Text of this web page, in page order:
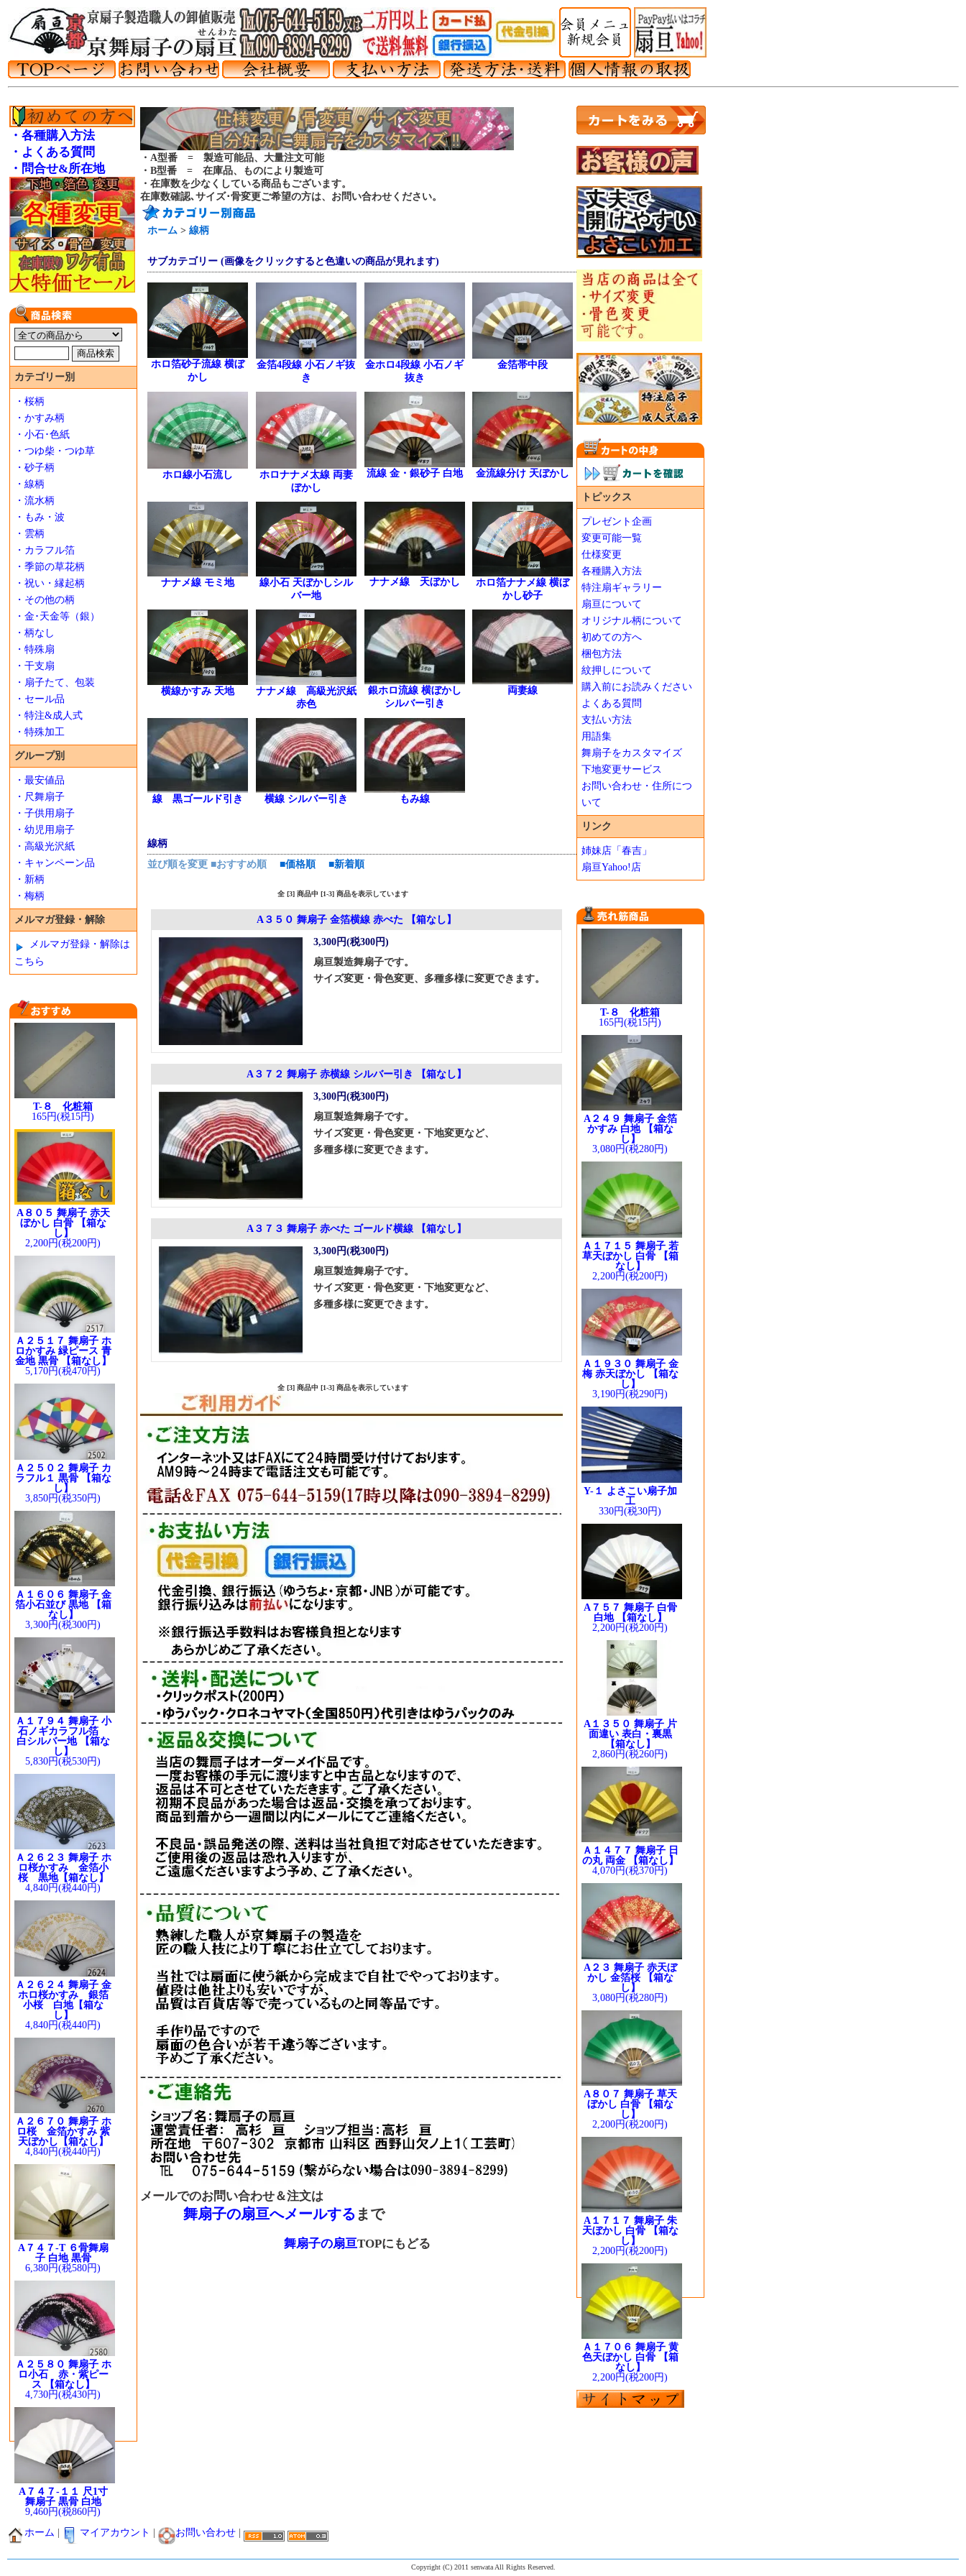
・各種購入方法
・よくある質問
・問合せ&所在地
カテゴリー別
・桜柄
・かすみ柄
・小石･色紙
・つゆ柴・つゆ草
・砂子柄
・線柄
・流水柄
・もみ・波
・雲柄
・カラフル箔
・季節の草花柄
・祝い・縁起柄
・その他の柄
・金･天金等（銀）
・柄なし
・特殊扇
・干支扇
・扇子たて、包装
・セール品
・特注&成人式
・特殊加工
グループ別
・最安値品
・尺舞扇子
・子供用扇子
・幼児用扇子
・高級光沢紙
・キャンペーン品
・新柄
・梅柄
メルマガ登録・解除
メルマガ登録・解除は
こちら
T-８ 化粧箱
165円(税15円)
A８０５ 舞扇子 赤天
ぼかし 白骨 【箱な
し】
2,200円(税200円)
Ａ２５１７ 舞扇子 ホ
ロかすみ 緑ピース 青
金地 黒骨 【箱なし】
5,170円(税470円)
Ａ２５０２ 舞扇子 カ
ラフル１ 黒骨 【箱な
し】
3,850円(税350円)
Ａ１６０６ 舞扇子 金
箔小石並び 黒地 【箱
なし】
3,300円(税300円)
Ａ１７９４ 舞扇子 小
石ノギカラフル箔
白シルバー地 【箱な
し】
5,830円(税530円)
Ａ２６２３ 舞扇子 ホ
ロ桜かすみ 金箔小
桜 黒地【箱なし】
4,840円(税440円)
Ａ２６２４ 舞扇子 金
ホロ桜かすみ 銀箔
小桜 白地【箱な
し】
4,840円(税440円)
Ａ２６７０ 舞扇子 ホ
ロ桜 金箔かすみ 紫
天ぼかし【箱なし】
4,840円(税440円)
A７４７-T ６骨舞扇
子 白地 黒骨
6,380円(税580円)
Ａ２５８０ 舞扇子 ホ
ロ小石 赤・紫ピー
ス 【箱なし】
4,730円(税430円)
A７４７-１１ 尺1寸
舞扇子 黒骨 白地
9,460円(税860円)
・A型番 = 製造可能品、大量注文可能
・B型番 = 在庫品、ものにより製造可
・在庫数を少なくしている商品もございます。
在庫数確認､サイズ･骨変更ご希望の方は、お問い合わせください。
ホーム > 線柄
サブカテゴリー (画像をクリックすると色違いの商品が見れます)
ホロ箔砂子流線 横ぼ
かし
金箔4段線 小石ノギ抜
き
金ホロ4段線 小石ノギ
抜き
金箔帯中段
ホロ線小石流し
ホロナナメ太線 両妻
ぼかし
流線 金・銀砂子 白地 金流線分け 天ぼかし
ナナメ線 モミ地
線小石 天ぼかしシル
バー地
ナナメ線 天ぼかし
ホロ箔ナナメ線 横ぼ
かし砂子
横線かすみ 天地
ナナメ線 高級光沢紙
赤色
銀ホロ流線 横ぼかし
シルバー引き
両妻線
線 黒ゴールド引き 横線 シルバー引き もみ線
線柄
並び順を変更 ■おすすめ順 ■価格順 ■新着順
全 [3] 商品中 [1-3] 商品を表示しています
A３５０ 舞扇子 金箔横線 赤べた 【箱なし】
3,300円(税300円)
扇亘製造舞扇子です。
サイズ変更・骨色変更、多種多様に変更できます。
A３７２ 舞扇子 赤横線 シルバー引き 【箱なし】
3,300円(税300円)
扇亘製造舞扇子です。
サイズ変更・骨色変更・下地変更など、
多種多様に変更できます。
A３７３ 舞扇子 赤べた ゴールド横線 【箱なし】
3,300円(税300円)
扇亘製造舞扇子です。
サイズ変更・骨色変更・下地変更など、
多種多様に変更できます。
全 [3] 商品中 [1-3] 商品を表示しています
メールでのお問い合わせ＆注文は
舞扇子の扇亘へメールする まで
舞扇子の扇亘TOPにもどる
トピックス
プレゼント企画
変更可能一覧
仕様変更
各種購入方法
特注扇ギャラリー
扇亘について
オリジナル柄について
初めての方へ
梱包方法
紋押しについて
購入前にお読みください
よくある質問
支払い方法
用語集
舞扇子をカスタマイズ
下地変更サービス
お問い合わせ・住所につ
いて
リンク
姉妹店「春吉」
扇亘Yahoo!店
T-８ 化粧箱
165円(税15円)
A２４９ 舞扇子 金箔
かすみ 白地 【箱な
し】
3,080円(税280円)
Ａ１７１５ 舞扇子 若
草天ぼかし 白骨 【箱
なし】
2,200円(税200円)
Ａ１９３０ 舞扇子 金
梅 赤天ぼかし 【箱な
し】
3,190円(税290円)
Y-１ よさこい扇子加
工
330円(税30円)
A７５７ 舞扇子 白骨
白地 【箱なし】
2,200円(税200円)
A１３５０ 舞扇子 片
面違い 表白・裏黒
【箱なし】
2,860円(税260円)
Ａ１４７７ 舞扇子 日
の丸 両金 【箱なし】
4,070円(税370円)
A２３ 舞扇子 赤天ぼ
かし 金箔桜 【箱な
し】
3,080円(税280円)
A８０７ 舞扇子 草天
ぼかし 白骨 【箱な
し】
2,200円(税200円)
A１７１７ 舞扇子 朱
天ぼかし 白骨 【箱な
し】
2,200円(税200円)
Ａ１７０６ 舞扇子 黄
色天ぼかし 白骨 【箱
なし】
2,200円(税200円)
ホーム マイアカウント お問い合わせ
Copyright (C) 2011 senwata All Rights Reserved.